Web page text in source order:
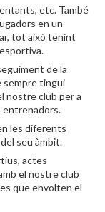
etc. També
en un
tot això tenint
de la
sempre tingui
nostre club per a
entrenadors.
les diferents
seu àmbit.
actes
el nostre club
que envolten el